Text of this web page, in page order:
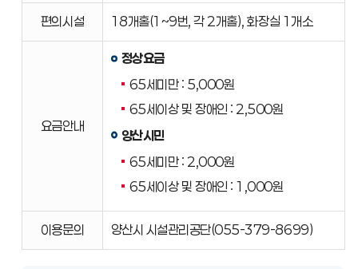
안내
편의시설 18개홀(1~9번, 각 2개홀), 화장실 1개소
요금안내
정상요금
65세미만 : 5,000원
65세이상 및 장애인 : 2,500원
양산시민
65세미만 : 2,000원
65세이상 및 장애인 : 1,000원
이용문의 양산시 시설관리공단(055-379-8699)